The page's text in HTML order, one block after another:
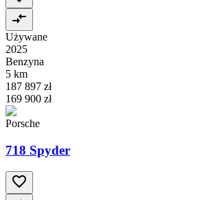
Używane
2025
Benzyna
5 km
187 897 zł
169 900 zł
Porsche
718 Spyder